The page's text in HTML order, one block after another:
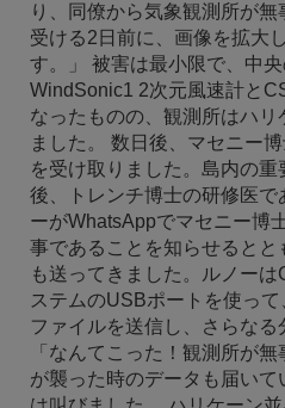
り、同僚から気象観測所が
受ける2日前に、画像を拡大
す。」 被害は最小限で、中央
WindSonic1 2次元風速計と
なったものの、観測所はハリ
ました。 数日後、マセニー
を受け取りました。島内の
後、トレンチ博士の研修医で
ーがWhatsAppでマセニー博
事であることを知らせると
も送ってきました。ルノー
ステムのUSBポートを使っ
ファイルを送信し、さらなる
「なんてこった！観測所が
が襲った時のデータも届い